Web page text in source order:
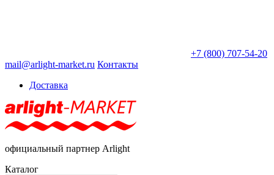
+7 (800) 707-54-20
mail@arlight-market.ru Контакты
Доставка
официальный партнер Arlight
Каталог